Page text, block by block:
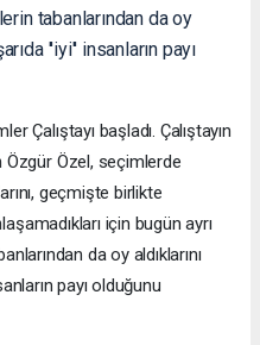
tabanlarından da oy
''iyi'' insanların payı
Çalıştayı başladı. Çalıştayın
Özgür Özel, seçimlerde
geçmişte birlikte
için bugün ayrı
da oy aldıklarını
payı olduğunu